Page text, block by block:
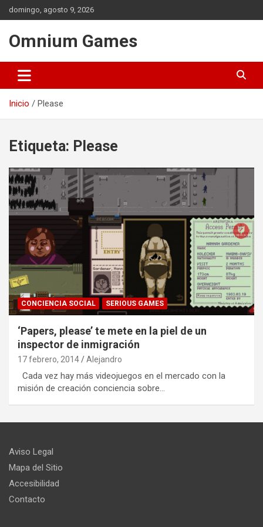
Saltar
al
domingo, agosto 9, 2026
Omnium Games
Inicio Please
Etiqueta: Please
CONCIENCIA SOCIAL SERIOUS GAMES
‘Papers, please’ te mete en la piel de un
inspector de inmigración
17 febrero, 2014 Alejandro
Cada vez hay más videojuegos en el mercado con la
misión de creación conciencia sobre…
Aviso Legal
Mapa del Sitio
Accesibilidad
Contacto